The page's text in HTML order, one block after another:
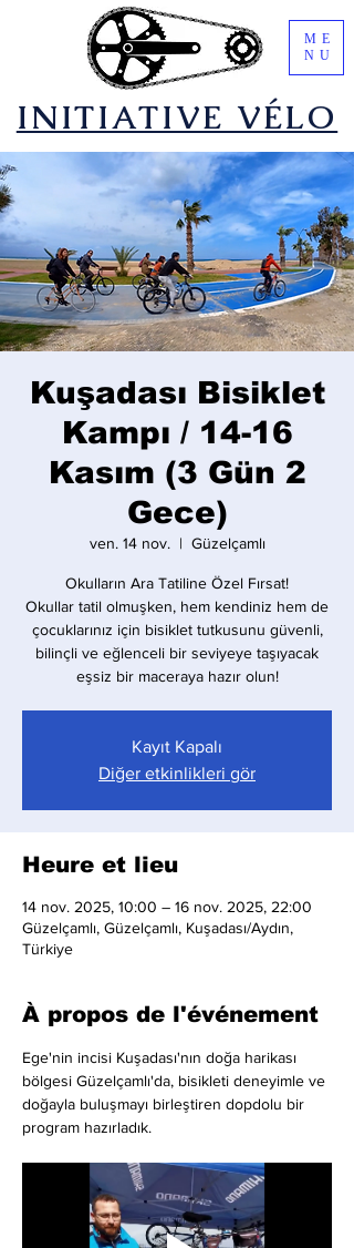
​INITIATIVE VÉLO
ME
NU
Kuşadası Bisiklet
Kampı / 14-16
Kasım (3 Gün 2
Gece)
ven. 14 nov.
  |
Güzelçamlı
Okulların Ara Tatiline Özel Fırsat!
Okullar tatil olmuşken, hem kendiniz hem de
çocuklarınız için bisiklet tutkusunu güvenli,
bilinçli ve eğlenceli bir seviyeye taşıyacak
eşsiz bir maceraya hazır olun!
Kayıt Kapalı
Diğer etkinlikleri gör
Heure et lieu
14 nov. 2025, 10:00 – 16 nov. 2025, 22:00
Güzelçamlı, Güzelçamlı, Kuşadası/Aydın,
Türkiye
À propos de l'événement
Ege'nin incisi Kuşadası'nın doğa harikası
bölgesi Güzelçamlı'da, bisikleti deneyimle ve
doğayla buluşmayı birleştiren dopdolu bir
program hazırladık.